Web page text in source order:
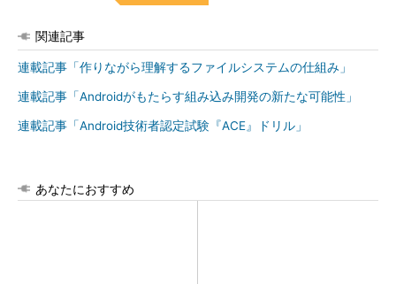
関連記事
連載記事「作りながら理解するファイルシステムの仕組み」
連載記事「Androidがもたらす組み込み開発の新たな可能性」
連載記事「Android技術者認定試験『ACE』ドリル」
あなたにおすすめ